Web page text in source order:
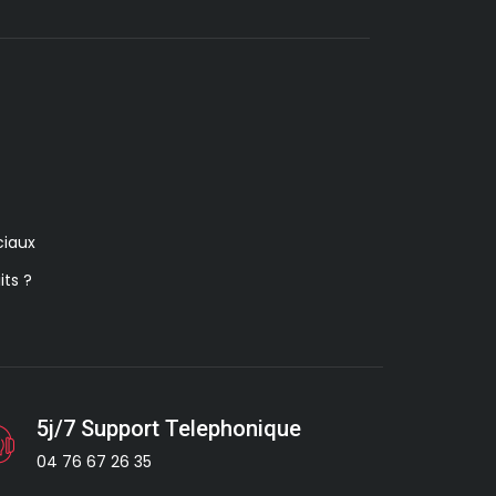
?
5j/7 Support Telephonique
04 76 67 26 35